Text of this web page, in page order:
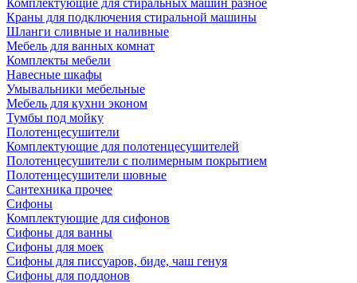
Комплектующие для стиральных машин разное
Краны для подключения стиральной машины
Шланги сливные и наливные
Мебель для ванных комнат
Комплекты мебели
Навесные шкафы
Умывальники мебельные
Мебель для кухни эконом
Тумбы под мойку
Полотенцесушители
Комплектующие для полотенцесушителей
Полотенцесушители с полимерным покрытием
Полотенцесушители шовные
Сантехника прочее
Сифоны
Комплектующие для сифонов
Сифоны для ванны
Сифоны для моек
Сифоны для писсуаров, биде, чаш генуя
Сифоны для поддонов